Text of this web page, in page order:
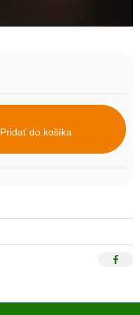
Pridať do košíka